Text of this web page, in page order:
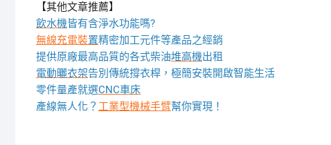
【其他文章推薦】
飲水機皆有含淨水功能嗎?
無線充電裝置精密加工元件等產品之經銷
提供原廠最高品質的各式柴油堆高機出租
電動曬衣架告別傳統撐衣桿，極簡安裝開啟智能生活
零件量產就選CNC車床
產線無人化？ 工業型機械手臂幫你實現！